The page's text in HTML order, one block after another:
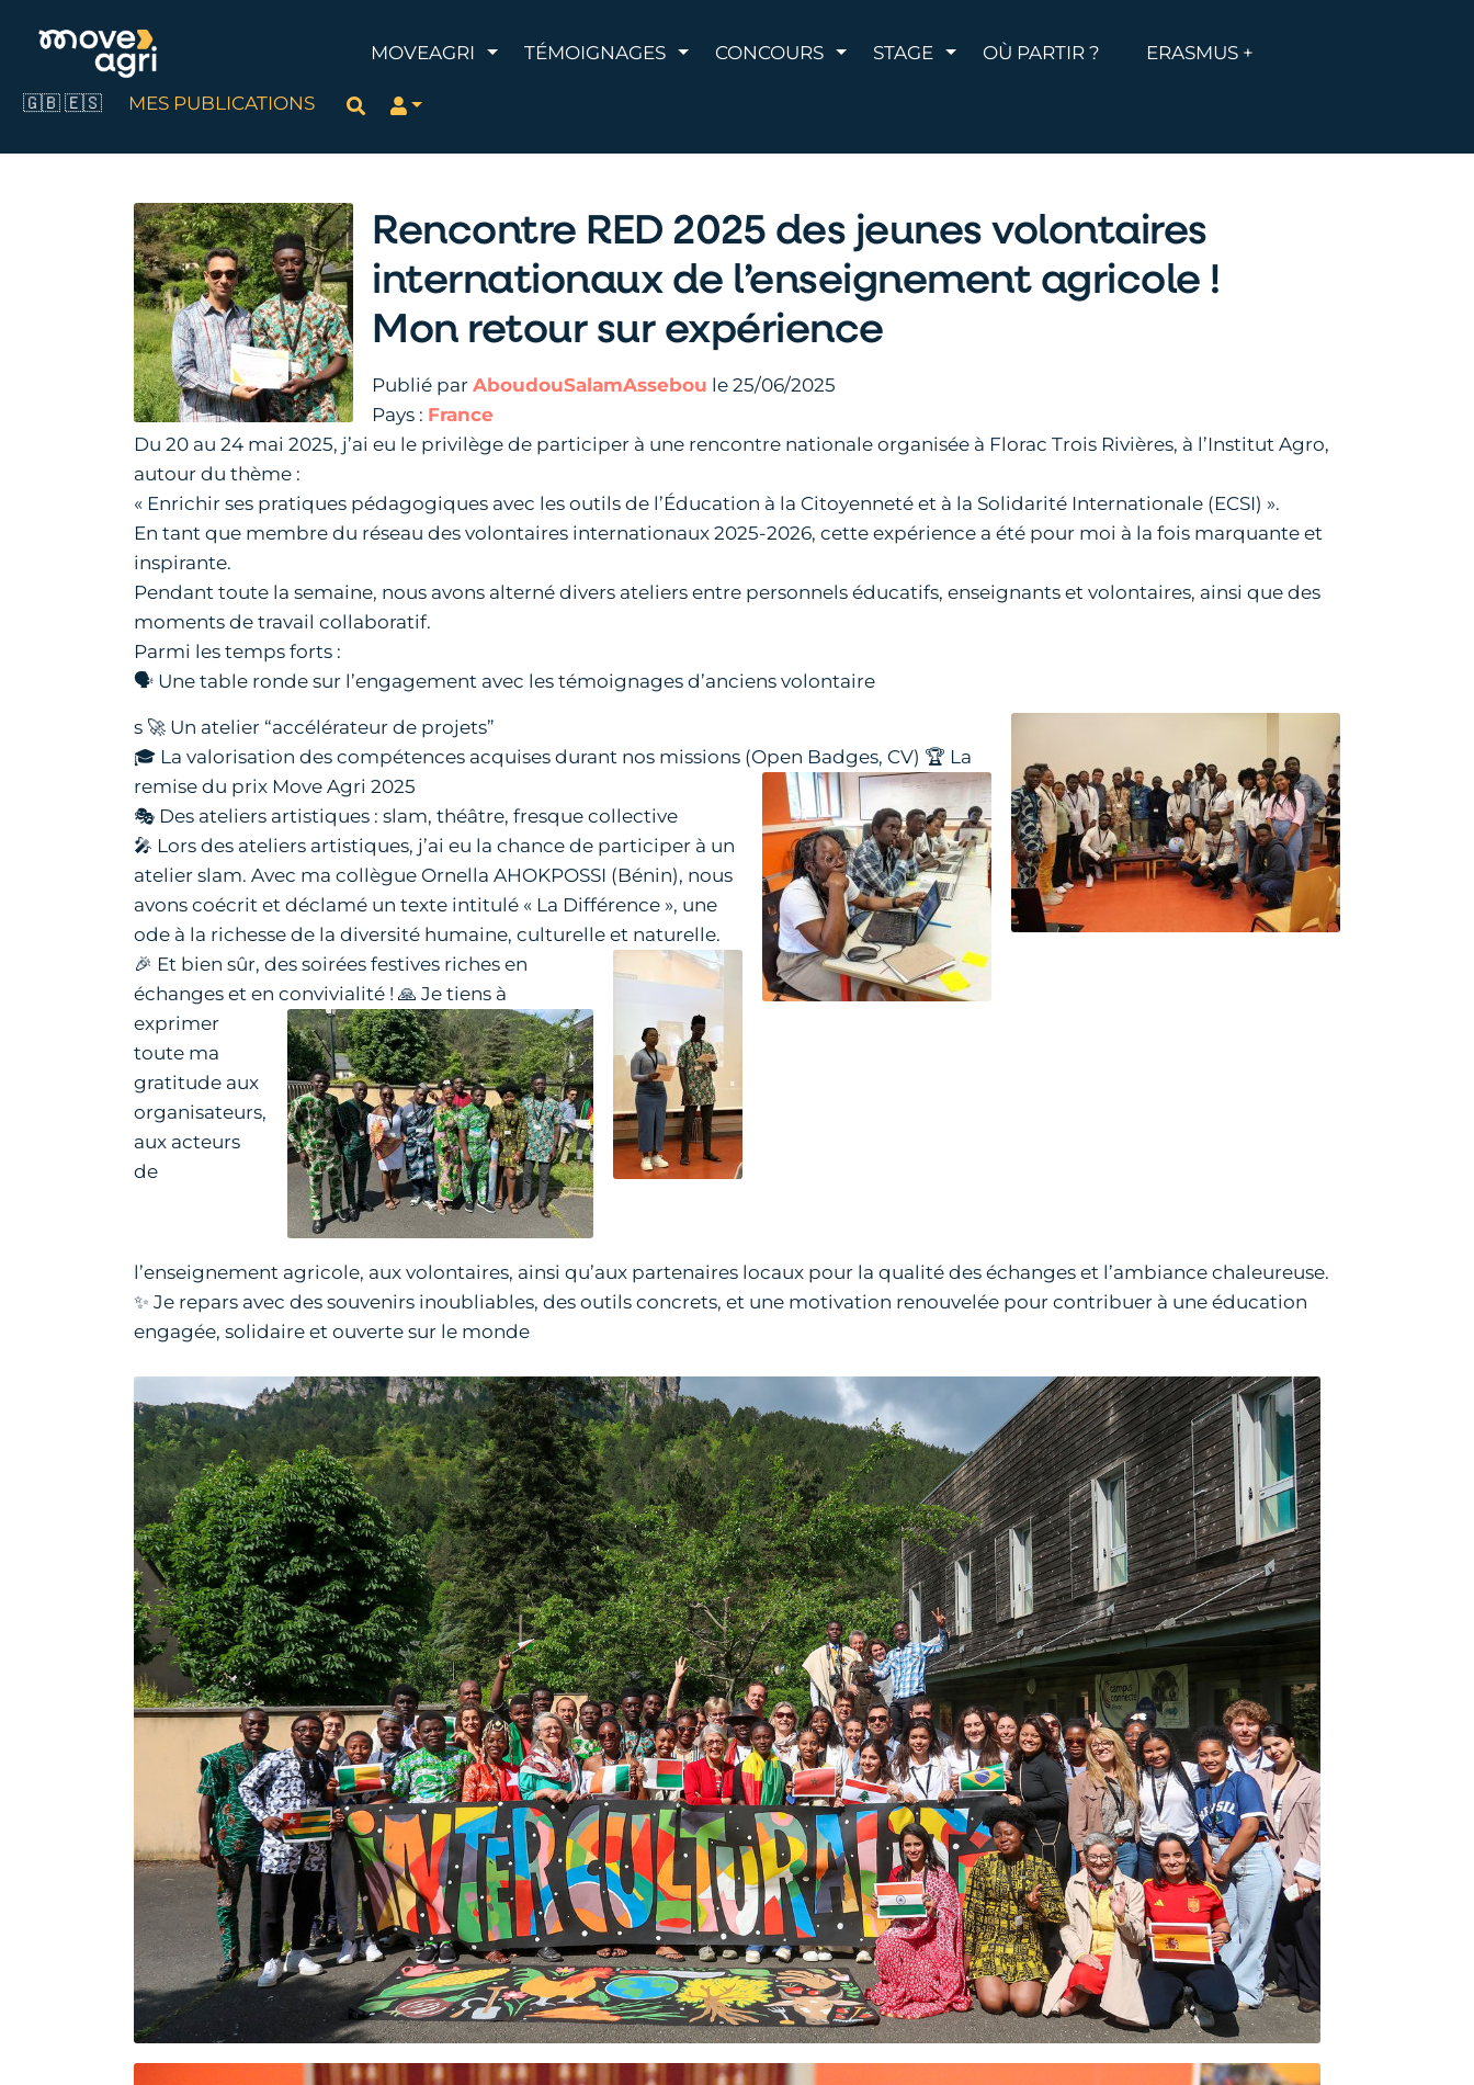
MOVEAGRI AFFICHER LE MENU
TÉMOIGNAGES AFFICHER LE MENU
CONCOURS AFFICHER LE MENU
STAGE AFFICHER LE MENU
OÙ PARTIR ? ERASMUS +
🇬🇧 🇪🇸 MES PUBLICATIONS Rechercher
Rencontre RED 2025 des jeunes volontaires
internationaux de l’enseignement agricole !
Mon retour sur expérience
Publié par AboudouSalamAssebou le 25/06/2025
Pays : France
Du 20 au 24 mai 2025, j’ai eu le privilège de participer à une rencontre nationale organisée à Florac Trois Rivières, à l’Institut Agro,
autour du thème :
« Enrichir ses pratiques pédagogiques avec les outils de l’Éducation à la Citoyenneté et à la Solidarité Internationale (ECSI) ».
En tant que membre du réseau des volontaires internationaux 2025-2026, cette expérience a été pour moi à la fois marquante et
inspirante.
Pendant toute la semaine, nous avons alterné divers ateliers entre personnels éducatifs, enseignants et volontaires, ainsi que des
moments de travail collaboratif.
Parmi les temps forts :
🗣️ Une table ronde sur l’engagement avec les témoignages d’anciens volontaire
s 🚀 Un atelier “accélérateur de projets”
🎓 La valorisation des compétences acquises durant nos missions (Open Badges, CV) 🏆 La
remise du prix Move Agri 2025
🎭 Des ateliers artistiques : slam, théâtre, fresque collective
🎤 Lors des ateliers artistiques, j’ai eu la chance de participer à un
atelier slam. Avec ma collègue Ornella AHOKPOSSI (Bénin), nous
avons coécrit et déclamé un texte intitulé « La Différence », une
ode à la richesse de la diversité humaine, culturelle et naturelle.
🎉 Et bien sûr, des soirées festives riches en
échanges et en convivialité ! 🙏 Je tiens à
exprimer
toute ma
gratitude aux
organisateurs,
aux acteurs
de
l’enseignement agricole, aux volontaires, ainsi qu’aux partenaires locaux pour la qualité des échanges et l’ambiance chaleureuse.
✨ Je repars avec des souvenirs inoubliables, des outils concrets, et une motivation renouvelée pour contribuer à une éducation
engagée, solidaire et ouverte sur le monde